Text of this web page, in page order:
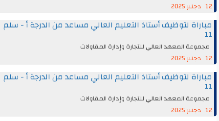
12 دجنبر 2025
مباراة لتوظيف أستاذ التعليم العالي مساعد من الدرجة أ - سلم
11
مجموعة المعهد العالي للتجارة وإدارة المقاولات
12 دجنبر 2025
مباراة لتوظيف أستاذ التعليم العالي مساعد من الدرجة أ - سلم
11
مجموعة المعهد العالي للتجارة وإدارة المقاولات
12 دجنبر 2025